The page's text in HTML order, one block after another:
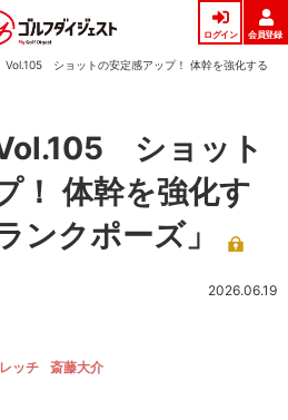
ログイン 会員登録
Vol.105 ショットの安定感アップ！ 体幹を強化する
Vol.105 ショット
！ 体幹を強化す
ンクポーズ」
2026.06.19
ッチ 斎藤大介